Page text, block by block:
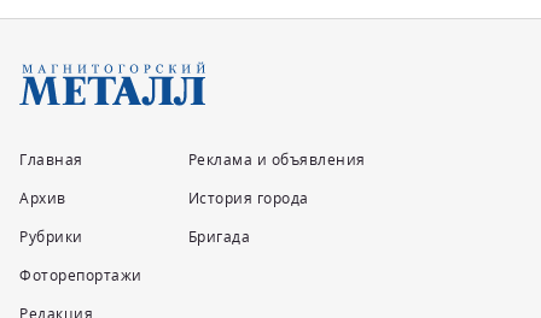
Главная
Архив
Рубрики
Фоторепортажи
Редакция
Реклама и объявления
История города
Бригада